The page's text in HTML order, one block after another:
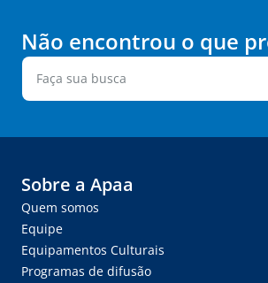
Não encontrou o que
Sobre a Apaa
Quem somos
Equipe
Equipamentos Culturais
Programas de difusão